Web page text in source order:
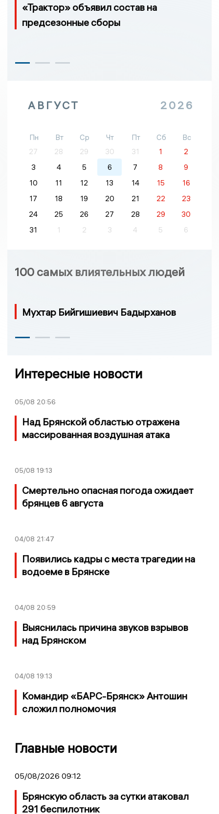
«Трактор» объявил состав на
предсезонные сборы
АВГУСТ 2026
Пн Вт Ср Чт Пт Сб
Вс
27
28 29 30 31 1
2
3
4 5 6 7 8
9
10
11 12 13 14 15
16
17
18 19 20 21 22
23
24
25 26 27 28 29
30
31
1 2 3 4 5 6
100 самых влиятельных людей
Мухтар Бийгишиевич Бадырханов
Интересные новости
05/08 20:56
Над Брянской областью отражена
массированная воздушная атака
05/08 19:13
Смертельно опасная погода ожидает
брянцев 6 августа
04/08 21:47
Появились кадры с места трагедии на
водоеме в Брянске
04/08 20:59
Выяснилась причина звуков взрывов
над Брянском
04/08 19:13
Командир «БАРС-Брянск» Антошин
сложил полномочия
Главные новости
05/08/2026 09:12
Брянскую область за сутки атаковал
291 беспилотник